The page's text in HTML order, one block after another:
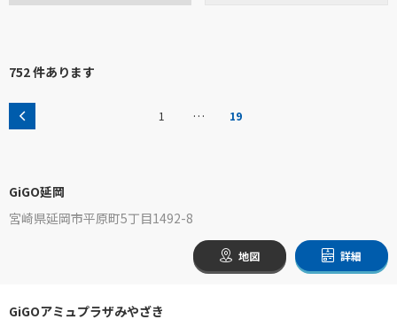
752 件あります
1 … 19
GiGO延岡
宮崎県延岡市平原町5丁目1492-8
地図 詳細
GiGOアミュプラザみやざき